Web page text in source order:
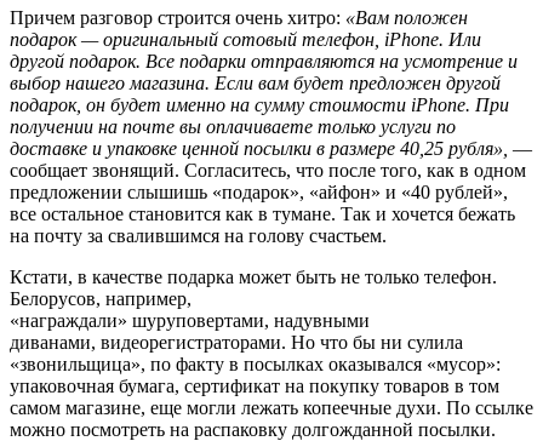
Причем разговор строится очень хитро: «Вам положен
подарок — оригинальный сотовый телефон, iPhone. Или
другой подарок. Все подарки отправляются на усмотрение и
выбор нашего магазина. Если вам будет предложен другой
подарок, он будет именно на сумму стоимости iPhone. При
получении на почте вы оплачиваете только услуги по
доставке и упаковке ценной посылки в размере 40,25 рубля», —
сообщает звонящий. Согласитесь, что после того, как в одном
предложении слышишь «подарок», «айфон» и «40 рублей»,
все остальное становится как в тумане. Так и хочется бежать
на почту за свалившимся на голову счастьем.
Кстати, в качестве подарка может быть не только телефон.
Белорусов, например,
«награждали» шуруповертами, надувными
диванами, видеорегистраторами. Но что бы ни сулила
«звонильщица», по факту в посылках оказывался «мусор»:
упаковочная бумага, сертификат на покупку товаров в том
самом магазине, еще могли лежать копеечные духи. По ссылке
можно посмотреть на распаковку долгожданной посылки.